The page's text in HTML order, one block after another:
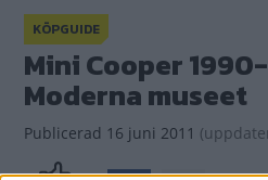
KÖPGUIDE
Mini Cooper
Moderna museet
Publicerad 16 juni 2011 (